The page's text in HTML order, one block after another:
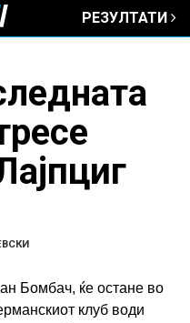
РЕЗУЛТАТИ
Бомбач, ќе остане во
клуб води